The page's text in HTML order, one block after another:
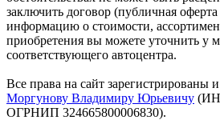
заключить договор (публичная
информацию о стоимости,
приобретения вы можете уточнить у
соответствующего автоцентра.
Все права на сайт зарегистрированы
Моргунову Владимиру Юрьевичу
ОГРНИП 324665800006830).